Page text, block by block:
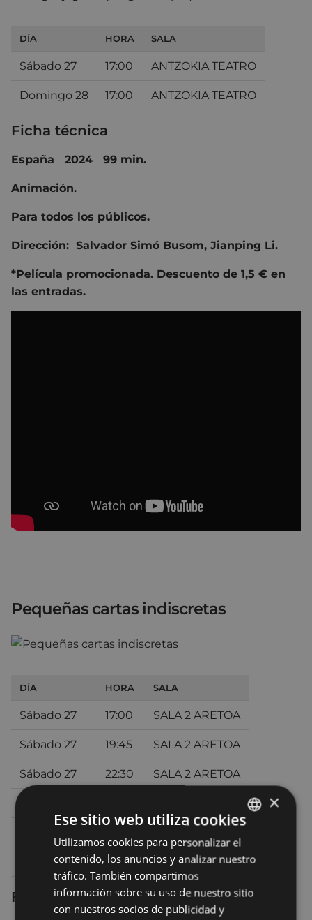
DÍA HORA SALA
Sábado 27 17:00 ANTZOKIA TEATRO
Domingo 28 17:00 ANTZOKIA TEATRO
Ficha técnica
España 2024 99 min.
Animación.
Para todos los públicos.
Dirección: Salvador Simó Busom, Jianping Li.
*Película promocionada. Descuento de 1,5 € en
las entradas.
Pequeñas cartas indiscretas
DÍA HORA SALA
Sábado 27 17:00 SALA 2 ARETOA
Sábado 27 19:45 SALA 2 ARETOA
Sábado 27 22:30 SALA 2 ARETOA
Lunes 29 19:30 SALA 2 ARETOA
Ficha técnica
BASQUE
SPANISH
×
Ese sitio web utiliza cookies
Utilizamos cookies para personalizar el
contenido, los anuncios y analizar nuestro
tráfico. También compartimos
información sobre su uso de nuestro sitio
con nuestros socios de publicidad y